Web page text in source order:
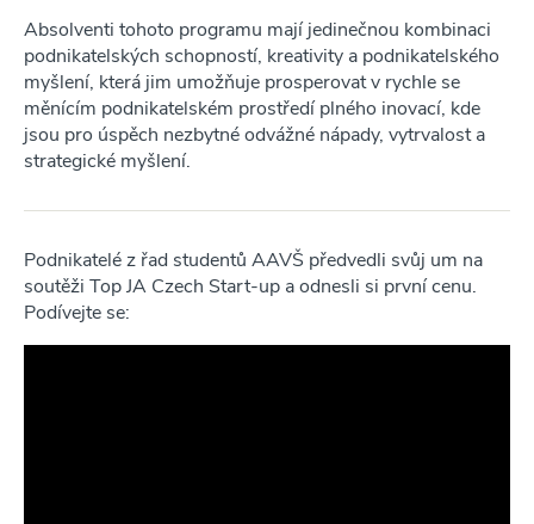
Absolventi tohoto programu mají jedinečnou kombinaci
podnikatelských schopností, kreativity a podnikatelského
myšlení, která jim umožňuje prosperovat v rychle se
měnícím podnikatelském prostředí plného inovací, kde
jsou pro úspěch nezbytné odvážné nápady, vytrvalost a
strategické myšlení.
Podnikatelé z řad studentů AAVŠ předvedli svůj um na
soutěži Top JA Czech Start-up a odnesli si první cenu.
Podívejte se: